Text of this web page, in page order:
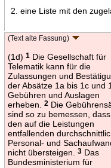
2. eine Liste mit den
(Text alte Fassung)
(1d) 1Die Gesellschaft für
Telematik kann für die
Zulassungen und
der Absätze 1a bis 1c und
Gebühren und Auslagen
erheben.
2Die
sind so zu bemessen,
den auf die Leistungen
entfallenden
Personal- und
nicht übersteigen.
3Das
Bundesministerium für